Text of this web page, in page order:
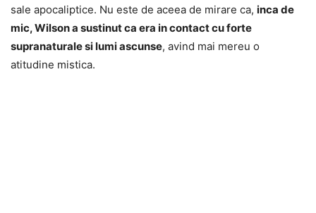
sale apocaliptice. Nu este de aceea de mirare ca, inca de
mic, Wilson a sustinut ca era in contact cu forte
supranaturale si lumi ascunse, avind mai mereu o
atitudine mistica.